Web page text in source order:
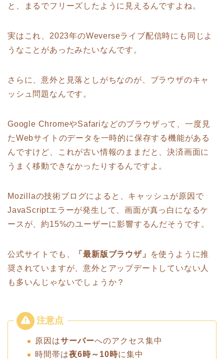
と、まるでフリーズしたように見えるんですよね。
実はこれ、2023年のWeverseライブ配信時にも同じよ
うなことがあったみたいなんです。
さらに、意外と見落としがちなのが、ブラウザのキャ
ッシュ問題なんです。
Google ChromeやSafariなどのブラウザって、一度見
たWebサイトのデータを一時的に保存する機能がある
んですけど、これが古い情報のままだと、決済画面に
うまく移動できなかったりするんですよ。
Mozillaの技術ブログによると、キャッシュが原因で
JavaScriptエラーが発生して、画面が真っ白になるケ
ースが、約15%のユーザーに影響するんだそうです。
公式サイトでも、 「最新版ブラウザ」
を使うように推
奨されていますが、意外とアップデートしていない人
も多いんじゃないでしょうか？
原因はサーバーへのアクセス集中
時間帯は夜6時～10時に集中